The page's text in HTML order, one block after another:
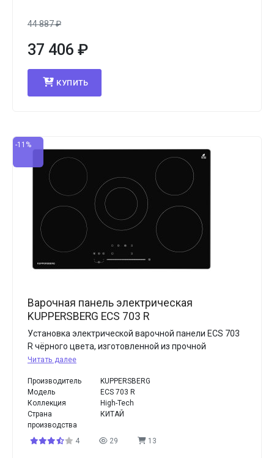
44 887₽
37 406 ₽
КУПИТЬ
-11%
Варочная панель электрическая
KUPPERSBERG ECS 703 R
Установка электрической варочной панели ECS 703
R чёрного цвета, изготовленной из прочной
Читать далее
Производитель
KUPPERSBERG
Модель
ECS 703 R
Коллекция
High-Tech
Страна
производства
КИТАЙ
4 29 13